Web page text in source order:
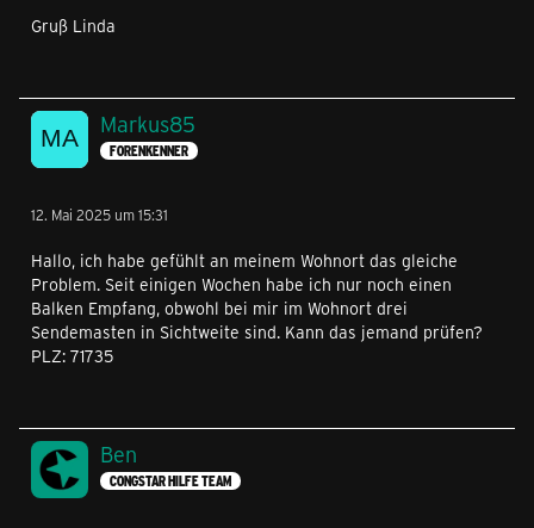
Gruß Linda
Markus85
FORENKENNER
12. Mai 2025 um 15:31
Hallo, ich habe gefühlt an meinem Wohnort das gleiche
Problem. Seit einigen Wochen habe ich nur noch einen
Balken Empfang, obwohl bei mir im Wohnort drei
Sendemasten in Sichtweite sind. Kann das jemand prüfen?
PLZ: 71735
Ben
CONGSTAR HILFE TEAM